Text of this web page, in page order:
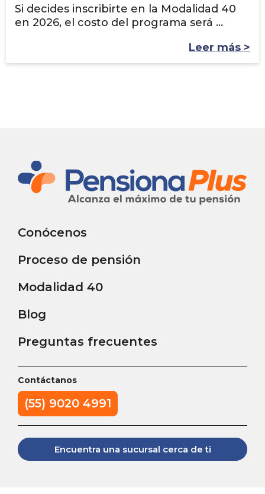
Si decides inscribirte en la Modalidad 40
en 2026, el costo del programa será ...
Leer más >
Conócenos
Proceso de pensión
Modalidad 40
Blog
Preguntas frecuentes
Contáctanos
(55) 9020 4991
Encuentra una sucursal cerca de ti